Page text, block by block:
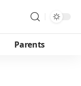
Parents